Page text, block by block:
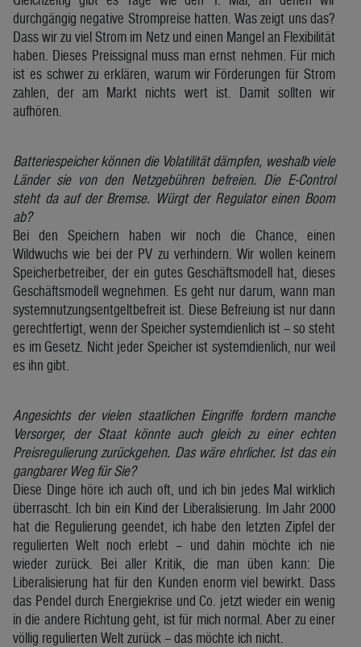
durchgängig negative Strompreise hatten. Was zeigt uns das?
Dass wir zu viel Strom im Netz und einen Mangel an Flexibilität
haben. Dieses Preissignal muss man ernst nehmen. Für mich
ist es schwer zu erklären, warum wir Förderungen für Strom
zahlen, der am Markt nichts wert ist. Damit sollten wir
aufhören.
Batteriespeicher können die Volatilität dämpfen, weshalb viele
Länder sie von den Netzgebühren befreien. Die E-Control
steht da auf der Bremse. Würgt der Regulator einen Boom
ab?
Bei den Speichern haben wir noch die Chance, einen
Wildwuchs wie bei der PV zu verhindern. Wir wollen keinem
Speicherbetreiber, der ein gutes Geschäftsmodell hat, dieses
Geschäftsmodell wegnehmen. Es geht nur darum, wann man
systemnutzungsentgeltbefreit ist. Diese Befreiung ist nur dann
gerechtfertigt, wenn der Speicher systemdienlich ist – so steht
es im Gesetz. Nicht jeder Speicher ist systemdienlich, nur weil
es ihn gibt.
Angesichts der vielen staatlichen Eingriffe fordern manche
Versorger, der Staat könnte auch gleich zu einer echten
Preisregulierung zurückgehen. Das wäre ehrlicher. Ist das ein
gangbarer Weg für Sie?
Diese Dinge höre ich auch oft, und ich bin jedes Mal wirklich
überrascht. Ich bin ein Kind der Liberalisierung. Im Jahr 2000
hat die Regulierung geendet, ich habe den letzten Zipfel der
regulierten Welt noch erlebt – und dahin möchte ich nie
wieder zurück. Bei aller Kritik, die man üben kann: Die
Liberalisierung hat für den Kunden enorm viel bewirkt. Dass
das Pendel durch Energiekrise und Co. jetzt wieder ein wenig
in die andere Richtung geht, ist für mich normal. Aber zu einer
völlig regulierten Welt zurück – das möchte ich nicht.